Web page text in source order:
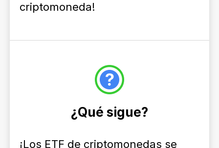
criptomoneda!
¿Qué sigue?
¡Los ETF de criptomonedas se